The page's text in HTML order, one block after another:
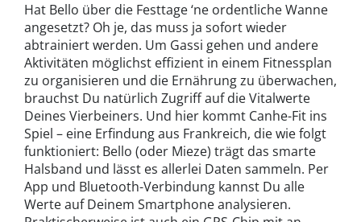
Hat Bello über die Festtage ‘ne ordentliche Wanne
angesetzt? Oh je, das muss ja sofort wieder
abtrainiert werden. Um Gassi gehen und andere
Aktivitäten möglichst effizient in einem Fitnessplan
zu organisieren und die Ernährung zu überwachen,
brauchst Du natürlich Zugriff auf die Vitalwerte
Deines Vierbeiners. Und hier kommt Canhe-Fit ins
Spiel – eine Erfindung aus Frankreich, die wie folgt
funktioniert: Bello (oder Mieze) trägt das smarte
Halsband und lässt es allerlei Daten sammeln. Per
App und Bluetooth-Verbindung kannst Du alle
Werte auf Deinem Smartphone analysieren.